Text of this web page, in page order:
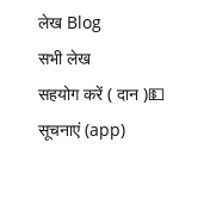
लेख Blog
सभी लेख
सहयोग करें ( दान )💵
सूचनाएं (app)